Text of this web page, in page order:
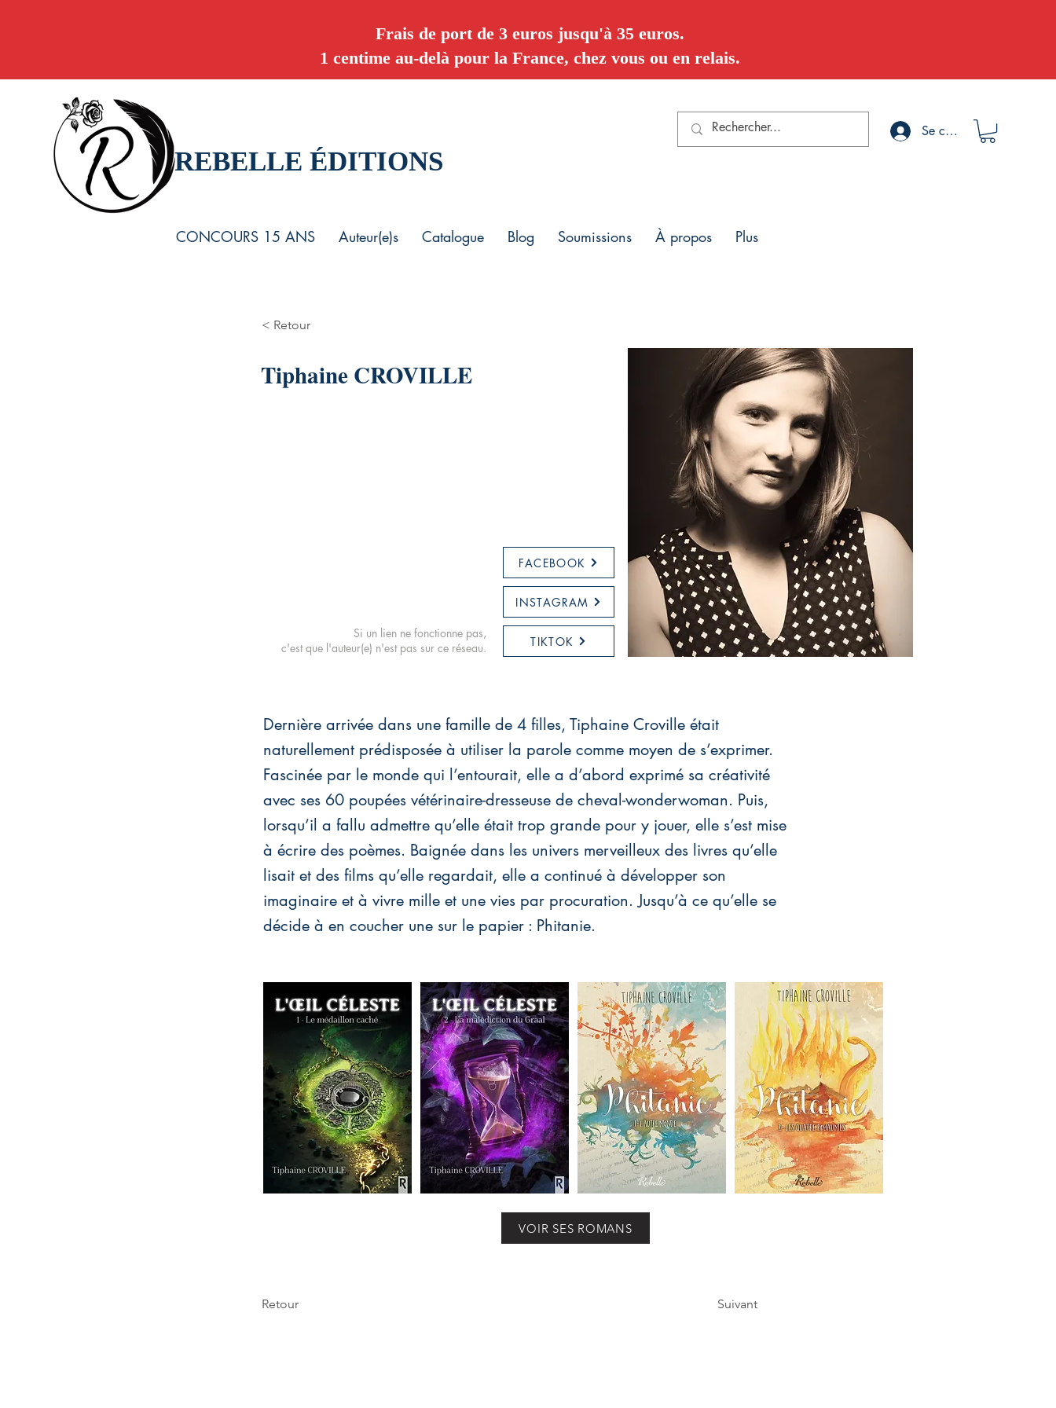
Frais de port de 3 euros jusqu'à 35 euros.
1 centime au-delà pour la France, chez vous ou en relais.
Se connecter
REBELLE ÉDITIONS
CONCOURS 15 ANS Auteur(e)s Catalogue Blog Soumissions À propos Plus
< Retour
Tiphaine CROVILLE
TIKTOK
INSTAGRAM
FACEBOOK
Si un lien ne fonctionne pas,
c'est que l'auteur(e) n'est pas sur ce réseau.
Dernière arrivée dans une famille de 4 filles, Tiphaine Croville était
naturellement prédisposée à utiliser la parole comme moyen de s’exprimer.
Fascinée par le monde qui l’entourait, elle a d’abord exprimé sa créativité
avec ses 60 poupées vétérinaire-dresseuse de cheval-wonderwoman. Puis,
lorsqu’il a fallu admettre qu’elle était trop grande pour y jouer, elle s’est mise
à écrire des poèmes. Baignée dans les univers merveilleux des livres qu’elle
lisait et des films qu’elle regardait, elle a continué à développer son
imaginaire et à vivre mille et une vies par procuration. Jusqu’à ce qu’elle se
décide à en coucher une sur le papier : Phitanie.
VOIR SES ROMANS
Retour Suivant